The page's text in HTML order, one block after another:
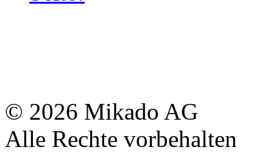
© 2026 Mikado AG
Alle Rechte vorbehalten